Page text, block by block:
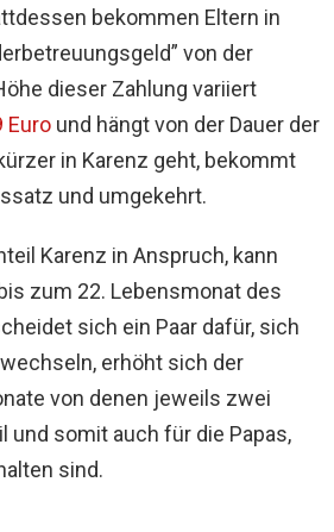
bekommen Eltern in
von der
dieser Zahlung variiert
Euro und hängt von der Dauer der
in Karenz geht, bekommt
und umgekehrt.
Karenz in Anspruch, kann
zum 22. Lebensmonat des
sich ein Paar dafür, sich
erhöht sich der
von denen jeweils zwei
und somit auch für die Papas,
sind.